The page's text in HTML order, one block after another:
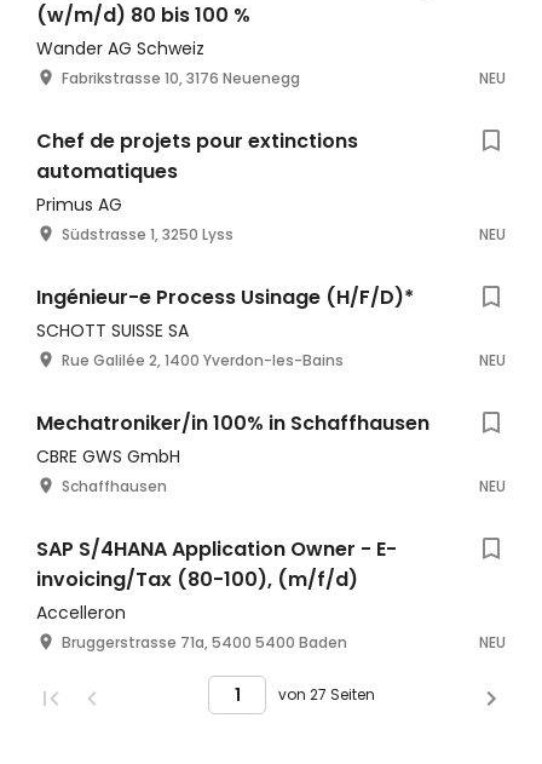
(w/m/d) 80 bis 100 %
Wander AG Schweiz
Fabrikstrasse 10, 3176 Neuenegg NEU
Chef de projets pour extinctions
automatiques
Primus AG
Südstrasse 1, 3250 Lyss NEU
Ingénieur-e Process Usinage (H/F/D)*
SCHOTT SUISSE SA
Rue Galilée 2, 1400 Yverdon-les-Bains NEU
Mechatroniker/in 100% in Schaffhausen
CBRE GWS GmbH
Schaffhausen NEU
SAP S/4HANA Application Owner - E-
invoicing/Tax (80-100), (m/f/d)
Accelleron
Bruggerstrasse 71a, 5400 5400 Baden NEU
von 27 Seiten